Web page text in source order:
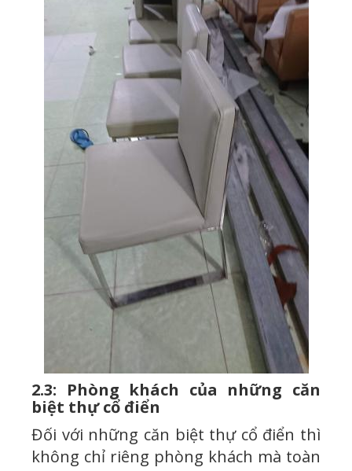
2.3: Phòng khách của những căn
biệt thự cổ điển
Đối với những căn biệt thự cổ điển thì
không chỉ riêng phòng khách mà toàn